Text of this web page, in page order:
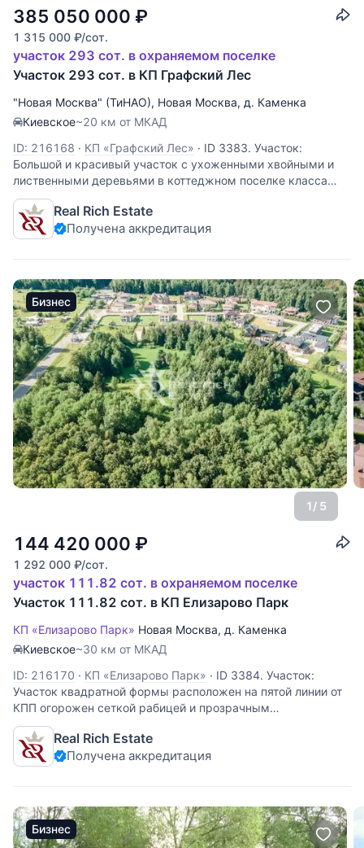
385 050 000 ₽
1 315 000 ₽/сот.
участок 293 сот. в охраняемом поселке
Участок 293 сот. в КП Графский Лес
"Новая Москва" (ТиНАО), Новая Москва, д. Каменка
Киевское~20 км от МКАД
ID: 216168 · КП «Графский Лес» · ID 3383. Участок:
Большой и красивый участок с ухоженными хвойными и
лиственными деревьями в коттеджном поселке класса
люкс. Земли населенных пунктов для ИЖС. Центральные
коммуникации. Своя инфраструктура в поселке. Участок
расположен на пятой
Real Rich Estate
Получена аккредитация
Бизнес
1/ 5
144 420 000 ₽
1 292 000 ₽/сот.
участок 111.82 сот. в охраняемом поселке
Участок 111.82 сот. в КП Елизарово Парк
КП «Елизарово Парк» Новая Москва, д. Каменка
Киевское~30 км от МКАД
ID: 216170 · КП «Елизарово Парк» · ID 3384. Участок:
Участок квадратной формы расположен на пятой линии от
КПП огорожен сеткой рабицей и прозрачным
металлическим забором на металлических столбах.
Описание поселка: Коттеджный поселок премиум-класса в
уникальном живописном месте,
Real Rich Estate
Получена аккредитация
Бизнес